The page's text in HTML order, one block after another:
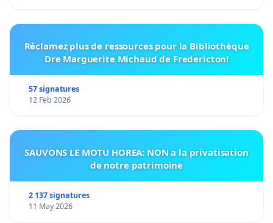
Réclamez plus de ressources pour la Bibliothèque
Dre Marguerite Michaud de Fredericton!
57 signatures
12 Feb 2026
SAUVONS LE MOTU HOREA: NON a la privatisation
de notre patrimoine
2 137 signatures
11 May 2026